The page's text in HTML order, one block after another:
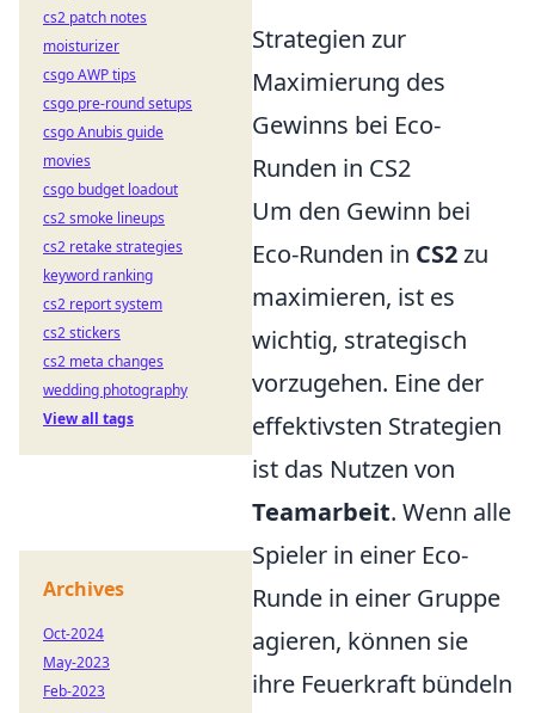
Strategien zur
Maximierung des
Gewinns bei Eco-
Runden in CS2
Um den Gewinn bei
Eco-Runden in CS2zu
maximieren, ist es
wichtig, strategisch
vorzugehen. Eine der
effektivsten Strategien
ist das Nutzen von
Teamarbeit. Wenn alle
Spieler in einer Eco-
Runde in einer Gruppe
agieren, können sie
ihre Feuerkraft bündeln
cs2 patch notes
moisturizer
csgo AWP tips
csgo pre-round setups
csgo Anubis guide
movies
csgo budget loadout
cs2 smoke lineups
cs2 retake strategies
keyword ranking
cs2 report system
cs2 stickers
cs2 meta changes
wedding photography
View all tags
Archives
Oct-2024
May-2023
Feb-2023